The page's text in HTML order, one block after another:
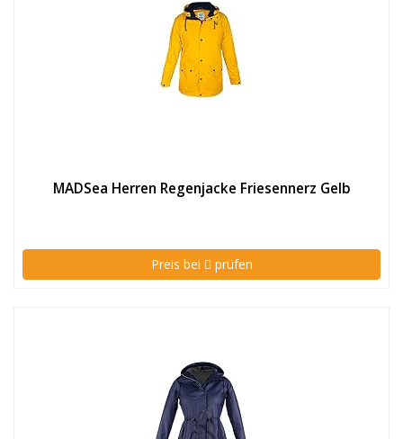
MADSea Herren Regenjacke Friesennerz Gelb
Preis bei prüfen